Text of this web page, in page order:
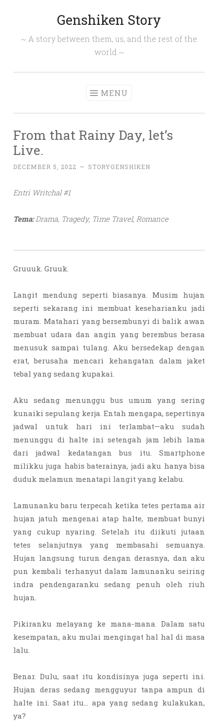
Genshiken Story
~ A story between them, us, and the rest of the
world ~
MENU
From that Rainy Day, let’s
Live.
DECEMBER 5, 2022 ~ STORYGENSHIKEN
Entri Writchal #1
Tema: Drama, Tragedy, Time Travel, Romance
Gruuuk. Gruuk.
Langit mendung seperti biasanya. Musim hujan
seperti sekarang ini membuat keseharianku jadi
muram. Matahari yang bersembunyi di balik awan
membuat udara dan angin yang berembus berasa
menusuk sampai tulang. Aku bersedekap dengan
erat, berusaha mencari kehangatan dalam jaket
tebal yang sedang kupakai.
Aku sedang menunggu bus umum yang sering
kunaiki sepulang kerja. Entah mengapa, sepertinya
jadwal untuk hari ini terlambat—aku sudah
menunggu di halte ini setengah jam lebih lama
dari jadwal kedatangan bus itu. Smartphone
milikku juga habis baterainya, jadi aku hanya bisa
duduk melamun menatapi langit yang kelabu.
Lamunanku baru terpecah ketika tetes pertama air
hujan jatuh mengenai atap halte, membuat bunyi
yang cukup nyaring. Setelah itu diikuti jutaan
tetes selanjutnya yang membasahi semuanya.
Hujan langsung turun dengan derasnya, dan aku
pun kembali terhanyut dalam lamunanku seiring
indra pendengaranku sedang penuh oleh riuh
hujan.
Pikiranku melayang ke mana-mana. Dalam satu
kesempatan, aku mulai mengingat hal hal di masa
lalu.
Benar. Dulu, saat itu kondisinya juga seperti ini.
Hujan deras sedang mengguyur tanpa ampun di
halte ini. Saat itu… apa yang sedang kulakukan,
ya?